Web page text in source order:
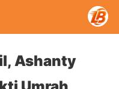
Ashanty